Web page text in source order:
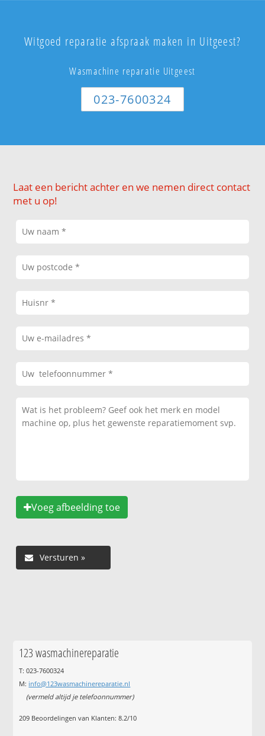
Witgoed reparatie afspraak maken in Uitgeest?
Wasmachine reparatie Uitgeest
023-7600324
Laat een bericht achter en we nemen direct contact
met u op!
Voeg afbeelding toe
123 wasmachinereparatie
T: 023-7600324
M: info@123wasmachinereparatie.nl
(vermeld altijd je telefoonnummer)
209 Beoordelingen van Klanten:8.2/10